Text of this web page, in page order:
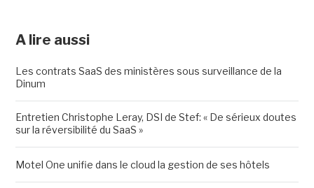
A lire aussi
Les contrats SaaS des ministères sous surveillance de la
Dinum
Entretien Christophe Leray, DSI de Stef: « De sérieux doutes
sur la réversibilité du SaaS »
Motel One unifie dans le cloud la gestion de ses hôtels